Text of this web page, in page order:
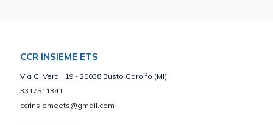
CCR INSIEME ETS
Via G. Verdi, 19 - 20038 Busto Garolfo (MI)
3317511341
ccrinsiemeets@gmail.com